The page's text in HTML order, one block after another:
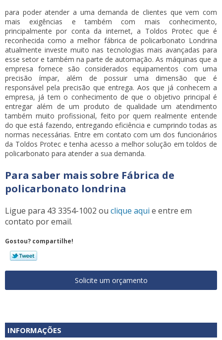
para poder atender a uma demanda de clientes que vem com
mais exigências e também com mais conhecimento,
principalmente por conta da internet, a Toldos Protec que é
reconhecida como a melhor fábrica de policarbonato Londrina
atualmente investe muito nas tecnologias mais avançadas para
esse setor e também na parte de automação. As máquinas que a
empresa fornece são considerados equipamentos com uma
precisão ímpar, além de possuir uma dimensão que é
responsável pela precisão que entrega. Aos que já conhecem a
empresa, já tem o conhecimento de que o objetivo principal é
entregar além de um produto de qualidade um atendimento
também muito profissional, feito por quem realmente entende
do que está fazendo, entregando eficiência e cumprindo todas as
normas necessárias. Entre em contato com um dos funcionários
da Toldos Protec e tenha acesso a melhor solução em toldos de
policarbonato para atender a sua demanda.
Para saber mais sobre Fábrica de
policarbonato londrina
Ligue para 43 3354-1002 ou clique aqui e entre em
contato por email.
Gostou? compartilhe!
Solicite um orçamento
INFORMAÇÕES